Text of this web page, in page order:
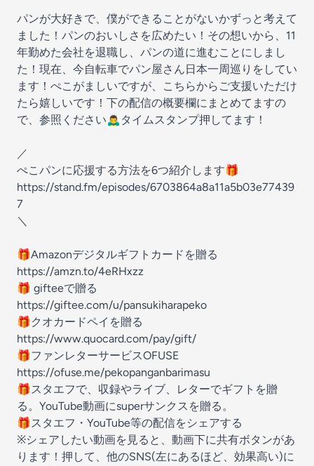
パンが大好きで、僕ができることがないかずっと考えて
ました！パンのおいしさを広めたい！その想いから、11
年勤めた会社を退職し、パンの道に進むことにしまし
た！現在、今自転車でパン屋さん日本一周巡りをしてい
ます！ぺこがましいですが、こちらからご支援いただけ
たら嬉しいです！下の配信の概要欄にまとめてますの
で、参照ください🙇‍♂️タイムスタンプ押してます！
／
ぺこパンに応援する方法を6つ紹介します🎁
https://stand.fm/episodes/6703864a8a11a5b03e77439
7
＼
🎁Amazonデジタルギフトカードを贈る
https://amzn.to/4eRHxzz
🎁 gifteeで贈る
https://giftee.com/u/pansukiharapeko
🎁クオカードペイを贈る
https://www.quocard.com/pay/gift/
🎁ファンレターサービスOFUSE
https://ofuse.me/pekopanganbarimasu
🎁スタエフで、収録やライブ、レターでギフトを贈
る。YouTube動画にsuperサンクスを贈る。
🎁スタエフ・YouTube等の配信をシェアする
※シェアしたい動画を見ると、動画下に共有ボタンがあ
ります！押して、他のSNS(左にあるほど、効果高い)に